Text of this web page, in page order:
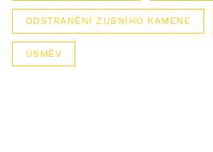
ODSTRANĚNÍ ZUBNÍHO KAMENE
ÚSMĚV